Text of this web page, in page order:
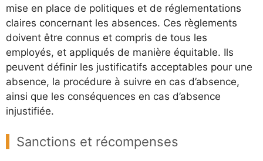
mise en place de politiques et de réglementations
claires concernant les absences. Ces règlements
doivent être connus et compris de tous les
employés, et appliqués de manière équitable. Ils
peuvent définir les justificatifs acceptables pour une
absence, la procédure à suivre en cas d’absence,
ainsi que les conséquences en cas d’absence
injustifiée.
Sanctions et récompenses